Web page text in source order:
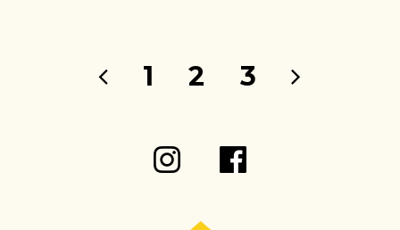
1 2 3